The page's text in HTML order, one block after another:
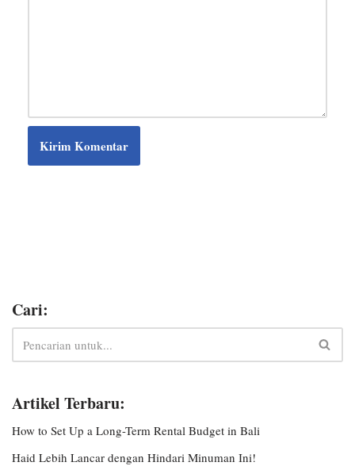
Cari:
Artikel Terbaru:
How to Set Up a Long-Term Rental Budget in Bali
Haid Lebih Lancar dengan Hindari Minuman Ini!